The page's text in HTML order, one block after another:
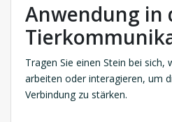
Anwendung in
Tragen Sie einen Stein bei sich,
arbeiten oder interagieren, um
Verbindung zu stärken.